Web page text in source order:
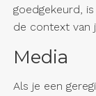
goedgekeurd,
de context van
Media
Als je een